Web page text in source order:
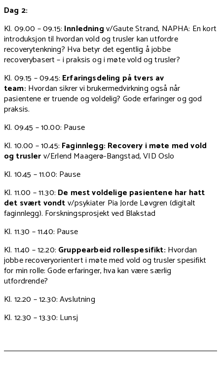
Dag 2:
Kl. 09.00 – 09.15: Innledningv/Gaute Strand, NAPHA: En kort
introduksjon til hvordan vold og trusler kan utfordre
recoverytenkning? Hva betyr det egentlig å jobbe
recoverybasert – i praksis og i møte vold og trusler?
Kl. 09.15 – 09.45: Erfaringsdeling på tvers av
team: Hvordan sikrer vi brukermedvirkning også når
pasientene er truende og voldelig? Gode erfaringer og god
praksis.
Kl. 09.45 – 10.00: Pause
Kl. 10.00 – 10.45: Faginnlegg: Recovery i møte med vold
og truslerv/Erlend Maagerø-Bangstad, VID Oslo
Kl. 10.45 – 11.00: Pause
Kl. 11.00 – 11.30: De mest voldelige pasientene har hatt
det svært vondtv/psykiater Pia Jorde Løvgren (digitalt
faginnlegg). Forskningsprosjekt ved Blakstad
Kl. 11.30 – 11.40: Pause
Kl. 11.40 – 12.20: Gruppearbeid rollespesifikt: Hvordan
jobbe recoveryorientert i møte med vold og trusler spesifikt
for min rolle: Gode erfaringer, hva kan være særlig
utfordrende?
Kl. 12.20 – 12.30: Avslutning
Kl. 12.30 – 13.30: Lunsj